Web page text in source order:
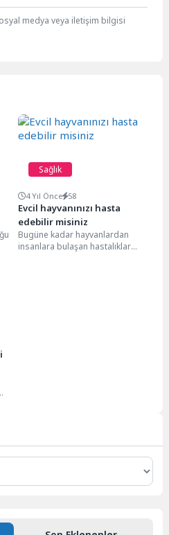
medya veya iletişim bilgisi
Sağlık
4 Yıl Önce 58
Evcil hayvanınızı hasta
edebilir misiniz
Bugüne kadar hayvanlardan
insanlara bulaşan hastalıklar